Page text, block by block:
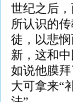
世纪之后
所认识的
徒，以悲
新，这和
如说他膜
大可拿来“